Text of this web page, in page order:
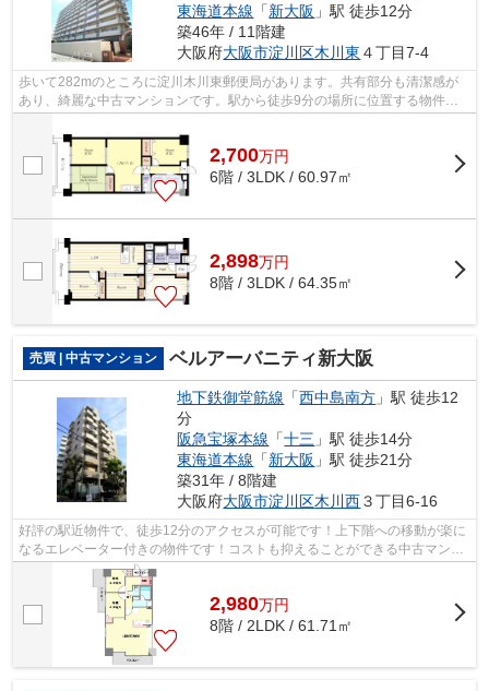
東海道本線 「新大阪 」駅 徒歩12分
築46年 / 11階建
大阪府大阪市淀川区木川東 ４丁目7-4
歩いて282mのところに淀川木川東郵便局があります。共有部分も清潔感が
あり、綺麗な中古マンションです。駅から徒歩9分の場所に位置する物件で
す。こちらのエレベーター付きの物件はい...
2,700万円
6階 / 3LDK / 60.97㎡
2,898万円
8階 / 3LDK / 64.35㎡
売買 | 中古マンション ベルアーバニティ新大阪
地下鉄御堂筋線 「西中島南方 」駅 徒歩12
分
阪急宝塚本線 「十三 」駅 徒歩14分
東海道本線 「新大阪 」駅 徒歩21分
築31年 / 8階建
大阪府大阪市淀川区木川西３丁目6-16
好評の駅近物件で、徒歩12分のアクセスが可能です！上下階への移動が楽に
なるエレベーター付きの物件です！コストも抑えることができる中古マンシ
ョンはオススメです！ライフサービス...
2,980万円
8階 / 2LDK / 61.71㎡